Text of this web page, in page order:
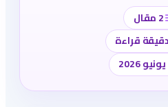
2 مقال